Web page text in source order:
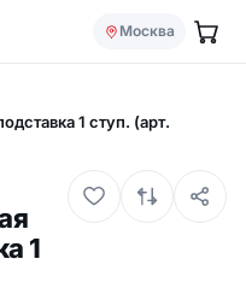
Москва
1 ступ. (арт.
1